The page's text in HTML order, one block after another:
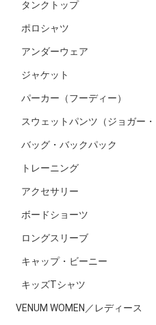
タンクトップ
ポロシャツ
アンダーウェア
ジャケット
パーカー（フーディー）
スウェットパンツ（ジョガー・
バッグ・バックパック
トレーニング
アクセサリー
ボードショーツ
ロングスリーブ
キャップ・ビーニー
キッズTシャツ
VENUM WOMEN／レディース